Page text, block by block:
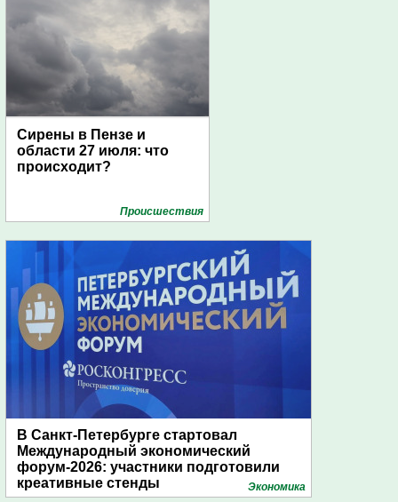
Сирены в Пензе и
области 27 июля: что
происходит?
Проиcшествия
В Санкт-Петербурге стартовал
Международный экономический
форум-2026: участники подготовили
креативные стенды
Экономика